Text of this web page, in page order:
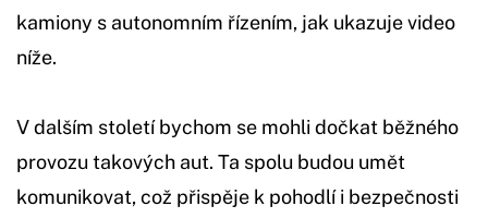
kamiony s autonomním řízením, jak ukazuje video
níže.
V dalším století bychom se mohli dočkat běžného
provozu takových aut. Ta spolu budou umět
komunikovat, což přispěje k pohodlí i bezpečnosti